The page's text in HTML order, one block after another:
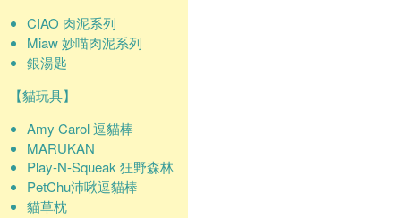
CIAO 肉泥系列
Miaw 妙喵肉泥系列
銀湯匙
【貓玩具】
Amy Carol 逗貓棒
MARUKAN
Play-N-Squeak 狂野森林
PetChu沛啾逗貓棒
貓草枕